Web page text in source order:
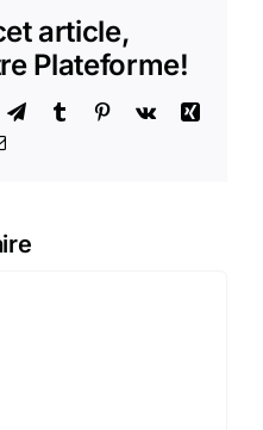
article,
Plateforme!
TelegramTumblr Pinterest
Vk
Xing
Email